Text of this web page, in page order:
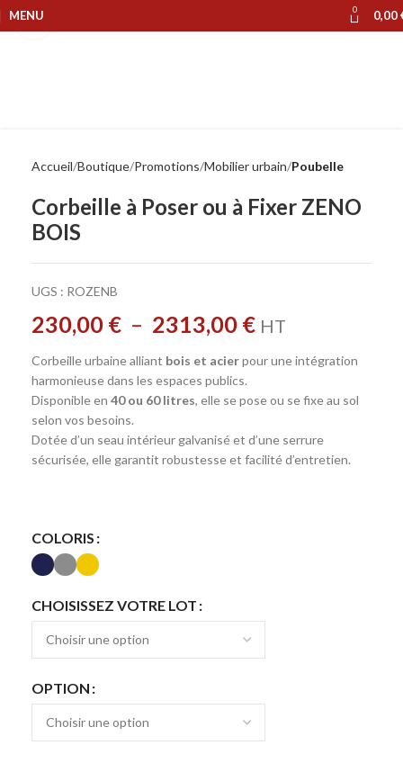
MENU 0 0,00
Accueil Boutique Promotions Mobilier urbain Poubelle
Corbeille à Poser ou à Fixer ZENO
BOIS
UGS : ROZENB
230,00 € – 2313,00 € HT
Corbeille urbaine alliant bois et acierpour une intégration
harmonieuse dans les espaces publics.
Disponible en 40 ou 60 litres, elle se pose ou se fixe au sol
selon vos besoins.
Dotée d’un seau intérieur galvanisé et d’une serrure
sécurisée, elle garantit robustesse et facilité d’entretien.
COLORIS
CHOISISSEZ VOTRE LOT
OPTION